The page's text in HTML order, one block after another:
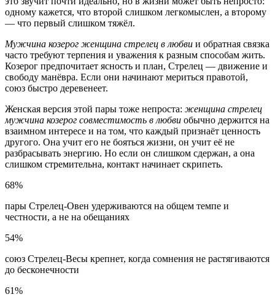
одному кажется, что второй слишком легкомыслен, а второму
— что первый слишком тяжёл.
Мужчина козерог женщина стрелец в любви и обратная связка
часто требуют терпения и уважения к разным способам жить.
Козерог предпочитает ясность и план, Стрелец — движение и
свободу манёвра. Если они начинают мериться правотой,
союз быстро деревенеет.
Женская версия этой пары тоже непроста: женщина стрелец
мужчина козерог совместимость в любви обычно держится на
взаимном интересе и на том, что каждый признаёт ценность
другого. Она учит его не бояться жизни, он учит её не
разбрасывать энергию. Но если он слишком сдержан, а она
слишком стремительна, контакт начинает скрипеть.
68%
пары Стрелец-Овен удерживаются на общем темпе и
честности, а не на обещаниях
54%
союз Стрелец-Весы крепнет, когда сомнения не растягиваются
до бесконечности
61%